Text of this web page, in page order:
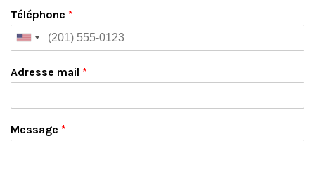
Téléphone *
Adresse mail *
Message *